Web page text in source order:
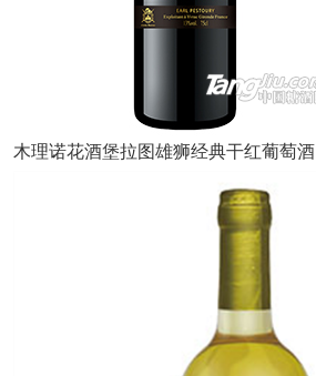
木理诺花酒堡拉图雄狮经典干红葡萄酒